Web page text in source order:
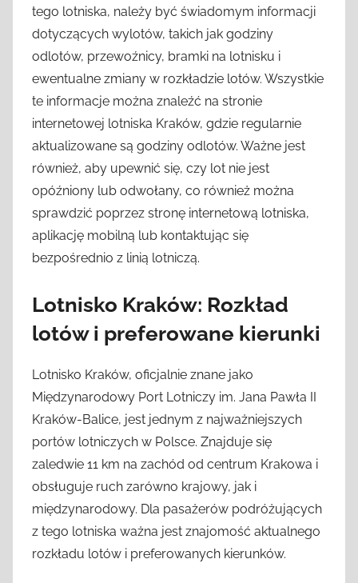
tego lotniska, należy być świadomym informacji
dotyczących wylotów, takich jak godziny
odlotów, przewoźnicy, bramki na lotnisku i
ewentualne zmiany w rozkładzie lotów. Wszystkie
te informacje można znaleźć na stronie
internetowej lotniska Kraków, gdzie regularnie
aktualizowane są godziny odlotów. Ważne jest
również, aby upewnić się, czy lot nie jest
opóźniony lub odwołany, co również można
sprawdzić poprzez stronę internetową lotniska,
aplikację mobilną lub kontaktując się
bezpośrednio z linią lotniczą.
Lotnisko Kraków: Rozkład
lotów i preferowane kierunki
Lotnisko Kraków, oficjalnie znane jako
Międzynarodowy Port Lotniczy im. Jana Pawła II
Kraków-Balice, jest jednym z najważniejszych
portów lotniczych w Polsce. Znajduje się
zaledwie 11 km na zachód od centrum Krakowa i
obsługuje ruch zarówno krajowy, jak i
międzynarodowy. Dla pasażerów podróżujących
z tego lotniska ważna jest znajomość aktualnego
rozkładu lotów i preferowanych kierunków.